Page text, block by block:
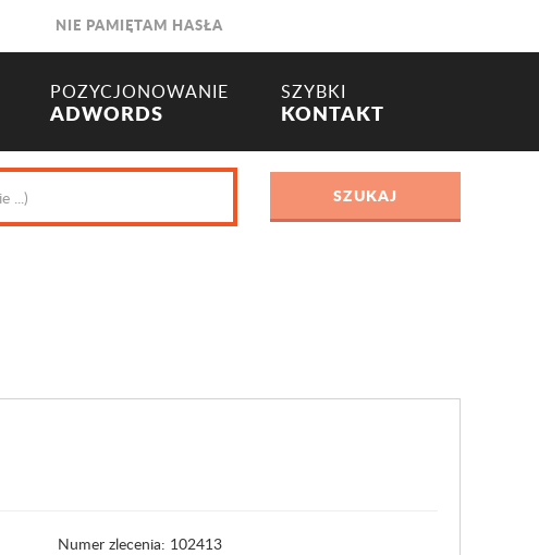
NIE PAMIĘTAM HASŁA
POZYCJONOWANIE
ADWORDS
SZYBKI
KONTAKT
Numer zlecenia: 102413